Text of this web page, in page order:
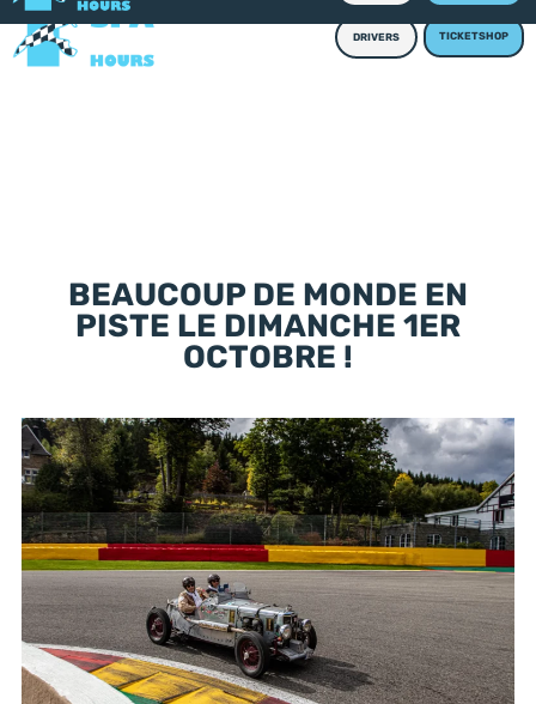
DRIVERS TICKETSHOP
BEAUCOUP DE MONDE EN
PISTE LE DIMANCHE 1ER
OCTOBRE !